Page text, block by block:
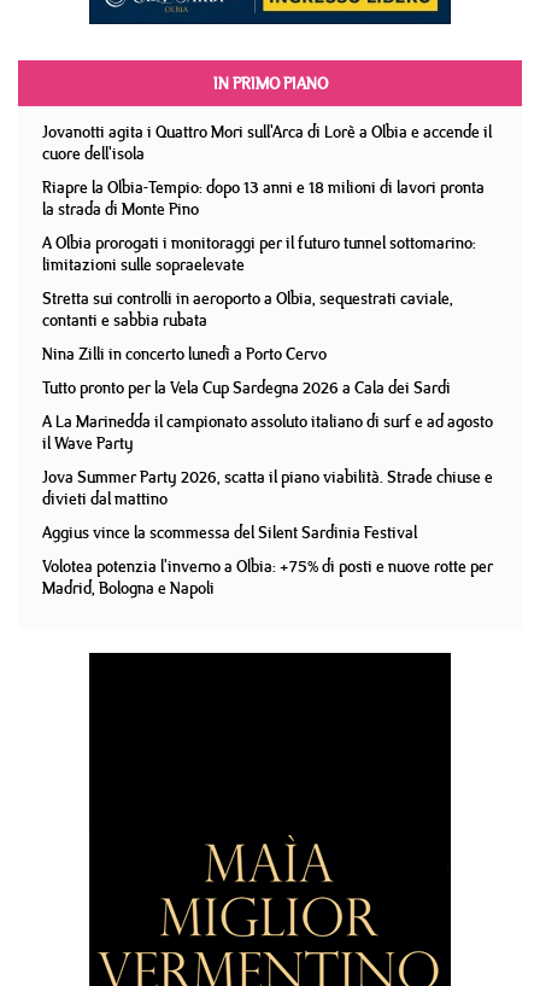
IN PRIMO PIANO
Jovanotti agita i Quattro Mori sull'Arca di Lorè a Olbia e accende il
cuore dell'isola
Riapre la Olbia-Tempio: dopo 13 anni e 18 milioni di lavori pronta
la strada di Monte Pino
A Olbia prorogati i monitoraggi per il futuro tunnel sottomarino:
limitazioni sulle sopraelevate
Stretta sui controlli in aeroporto a Olbia, sequestrati caviale,
contanti e sabbia rubata
Nina Zilli in concerto lunedì a Porto Cervo
Tutto pronto per la Vela Cup Sardegna 2026 a Cala dei Sardi
A La Marinedda il campionato assoluto italiano di surf e ad agosto
il Wave Party
Jova Summer Party 2026, scatta il piano viabilità. Strade chiuse e
divieti dal mattino
Aggius vince la scommessa del Silent Sardinia Festival
Volotea potenzia l'inverno a Olbia: +75% di posti e nuove rotte per
Madrid, Bologna e Napoli